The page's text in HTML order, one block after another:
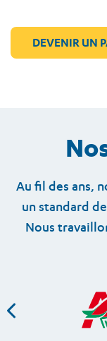
DEVENIR UN
Au fil des ans,
un standard
Nous